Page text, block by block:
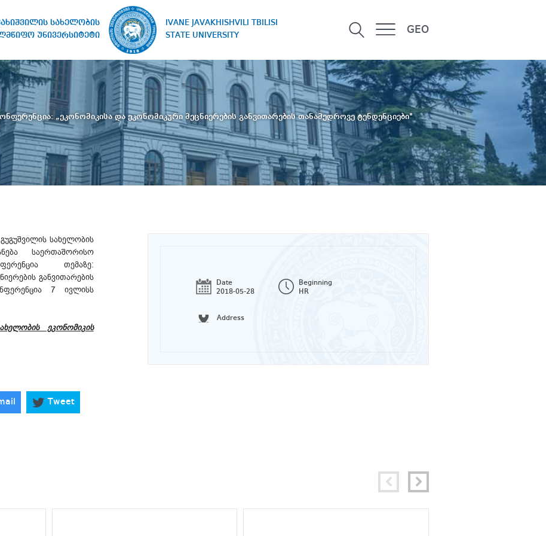
სახელობის
უნივერსიტეტი
IVANE JAVAKHISHVILI TBILISI
STATE UNIVERSITY
GEO
„ეკონომიკისა და ეკონომიკური მეცნიერების განვითარების თანამედროვე ტენდენციები"
Date
2018-05-28
Beginning
HR
Address
სახელობის
საერთაშორისო
თემაზე:
განვითარების
7 ივლისს
ეკონომიკის
Tweet